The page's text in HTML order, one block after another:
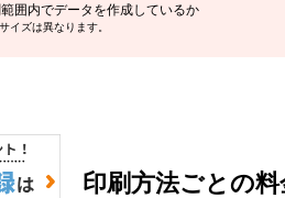
囲内でデータを作成しているか
イズは異なります。
印刷方法ごとの料